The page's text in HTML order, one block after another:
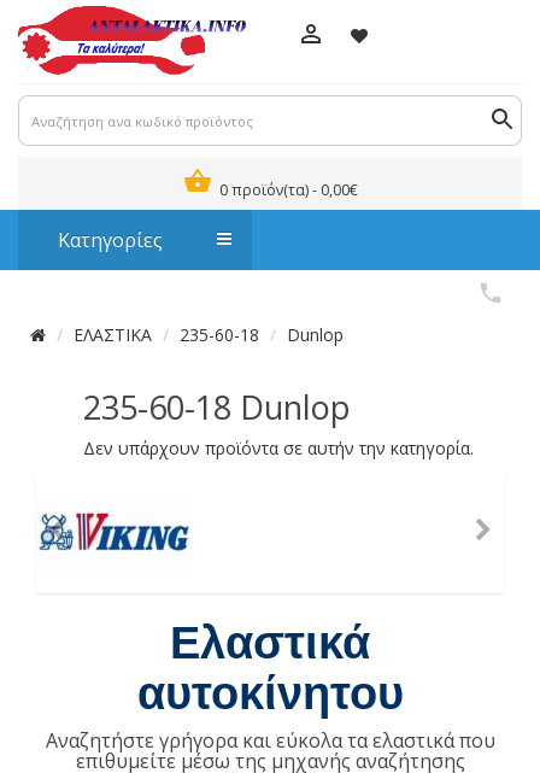
0 προϊόν(τα) - 0,00€
Κατηγορίες
ΕΛΑΣΤΙΚΑ 235-60-18 Dunlop
235-60-18 Dunlop
Δεν υπάρχουν προϊόντα σε αυτήν την κατηγορία.
Ελαστικά
αυτοκίνητου
Αναζητήστε γρήγορα και εύκολα τα ελαστικά που
επιθυμείτε μέσω της μηχανής αναζήτησης